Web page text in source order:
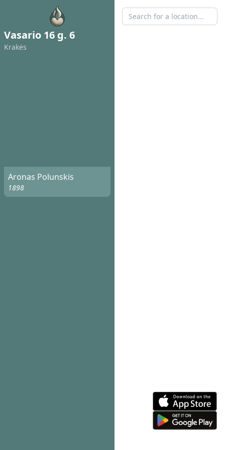
Vasario 16 g. 6
Krakės
Aronas Polunskis
1898